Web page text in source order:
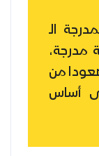
الـ
49 شركة مدرجة،
صعودا من
على أساس